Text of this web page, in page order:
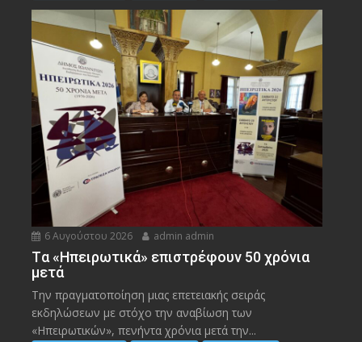
6 Αυγούστου 2026 admin admin
Tα «Ηπειρωτικά» επιστρέφουν 50 χρόνια
μετά
Την πραγματοποίηση μιας επετειακής σειράς
εκδηλώσεων με στόχο την αναβίωση των
«Ηπειρωτικών», πενήντα χρόνια μετά την...